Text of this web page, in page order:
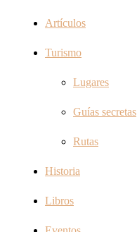
Artículos
Turismo
Lugares
Guías secretas
Rutas
Historia
Libros